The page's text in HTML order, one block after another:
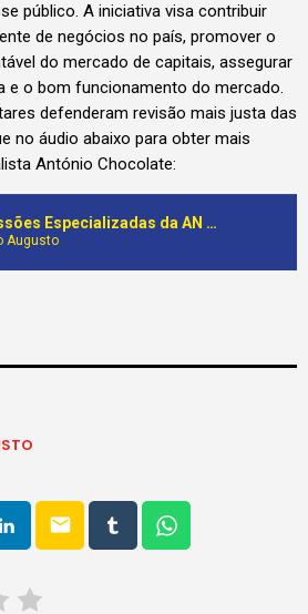
público. A iniciativa visa contribuir
de negócios no país, promover o
do mercado de capitais, assegurar
e o bom funcionamento do mercado.
defenderam revisão mais justa das
no áudio abaixo para obter mais
António Chocolate:
Comissões Especializadas da AN discutem sistema de supervisão da auditoria e defesa dos contribuintes de baixos rendimentos
Augusto
email